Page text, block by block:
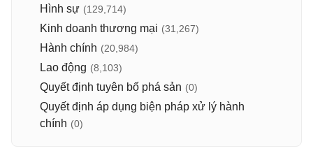
Hình sự (129,714)
Kinh doanh thương mại (31,267)
Hành chính (20,984)
Lao động (8,103)
Quyết định tuyên bố phá sản (0)
Quyết định áp dụng biện pháp xử lý hành
chính (0)